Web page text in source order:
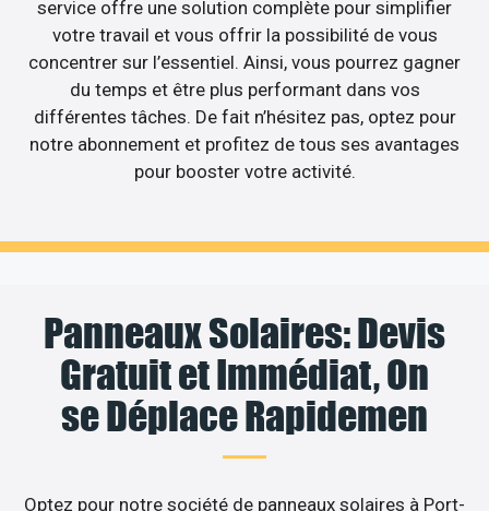
service offre une solution complète pour simplifier
votre travail et vous offrir la possibilité de vous
concentrer sur l’essentiel. Ainsi, vous pourrez gagner
du temps et être plus performant dans vos
différentes tâches. De fait n’hésitez pas, optez pour
notre abonnement et profitez de tous ses avantages
pour booster votre activité.
Panneaux Solaires: Devis
Gratuit et Immédiat, On
se Déplace Rapidemen
Optez pour notre société de panneaux solaires à Port-